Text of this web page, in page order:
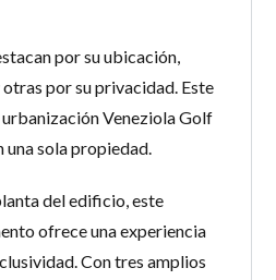
por su ubicación,
por su privacidad. Este
Veneziola Golf
una sola propiedad.
del edificio, este
ofrece una experiencia
Con tres amplios